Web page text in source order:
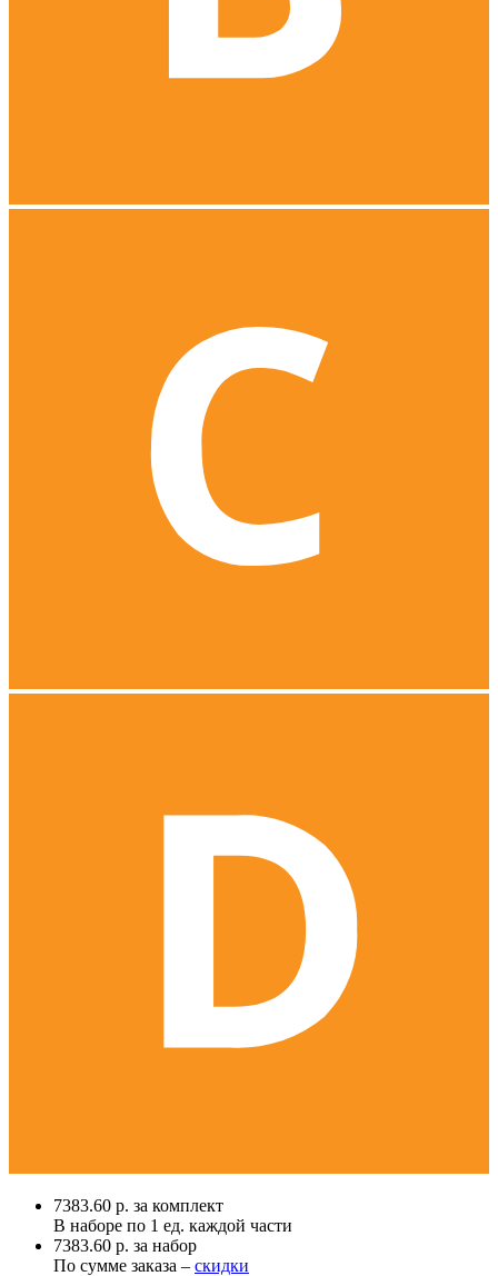
7383.60 р. за комплект
В наборе по 1 ед. каждой части
7383.60 р. за набор
По сумме заказа – скидки